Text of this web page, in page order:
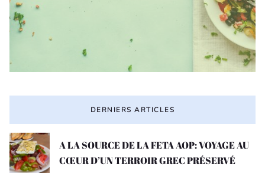
DERNIERS ARTICLES
A LA SOURCE DE LA FETA AOP: VOYAGE AU
CŒUR D’UN TERROIR GREC PRÉSERVÉ